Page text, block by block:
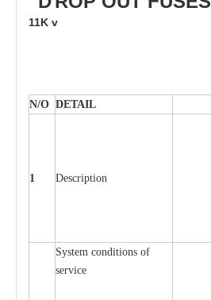
11K v
N/O DETAIL
1 Description
System conditions of
service